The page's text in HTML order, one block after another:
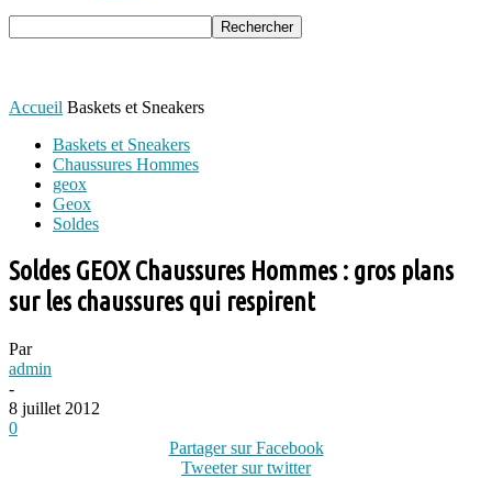
Accueil Baskets et Sneakers
Baskets et Sneakers
Chaussures Hommes
geox
Geox
Soldes
Soldes GEOX Chaussures Hommes : gros plans
sur les chaussures qui respirent
Par
admin
-
8 juillet 2012
0
Partager sur Facebook
Tweeter sur twitter